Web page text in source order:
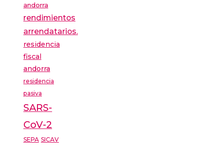
andorra
rendimientos
arrendatarios.
residencia
fiscal
andorra
residencia
pasiva
SARS-
CoV-2
SEPA SICAV